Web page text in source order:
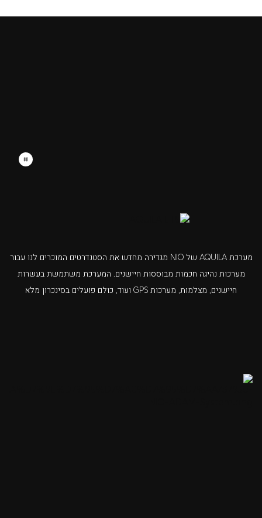
מערכת AQUILA של NIO מגדירה מחדש את הסטנדרטים המוכרים לנו עבור
מערכות נהיגה חכמות מבוססות חיישנים. המערכת משתמשת בעשרות
חיישנים, מצלמות, מערכות GPS ועוד, כולם פועלים בסינכרון מלא